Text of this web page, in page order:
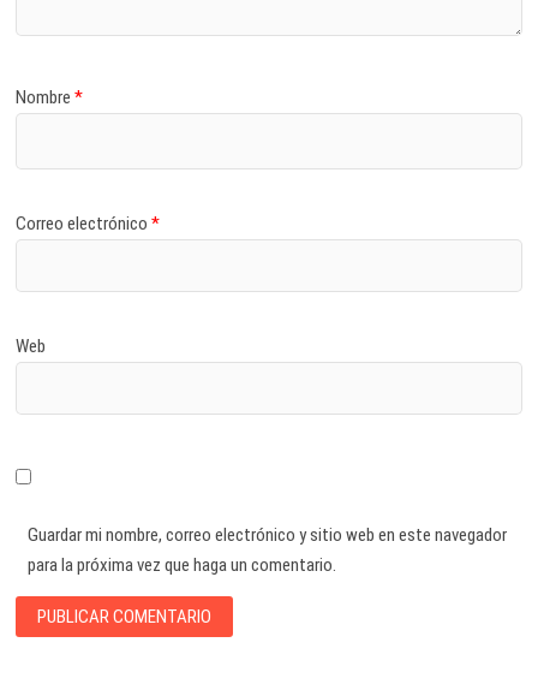
Nombre*
Correo electrónico*
Web
Guardar mi nombre, correo electrónico y sitio web en este navegador
para la próxima vez que haga un comentario.